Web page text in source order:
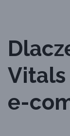
Vitals
e-